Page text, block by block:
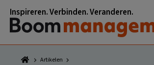
naar
hoofdnavigatie
naar
hoofd
inhoud
naar
eerste
sidebar
naar
voettekst
Inspireren. Verbinden. Veranderen.
Artikelen